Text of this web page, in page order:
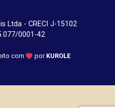
Ltda - CRECI J-15102
0001-42
com por KUROLE